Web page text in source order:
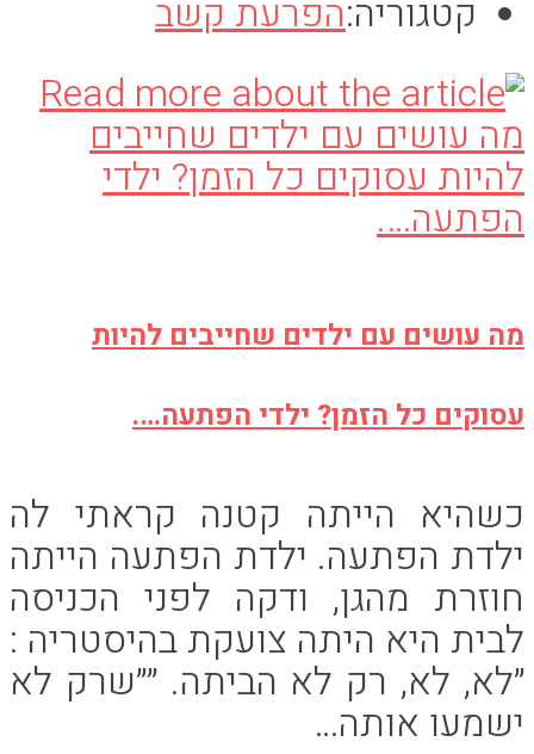
קטגוריה:הפרעת קשב
מה עושים עם ילדים שחייבים להיות
עסוקים כל הזמן? ילדי הפתעה….
כשהיא הייתה קטנה קראתי לה
ילדת הפתעה. ילדת הפתעה הייתה
חוזרת מהגן, ודקה לפני הכניסה
לבית היא היתה צועקת בהיסטריה :
״לא, לא, רק לא הביתה. ״״שרק לא
ישמעו אותה…